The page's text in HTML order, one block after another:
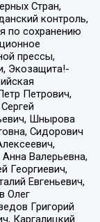
Стран,
контроль,
по сохранению
прессы,
Экозащита!-
Петрович,
Шнырова
Сидорович
Валерьевна,
Георгиевич,
Евгеньевич,
Олег
Григорий
Каргалицкий